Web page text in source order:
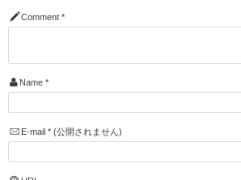
Comment *
Name *
E-mail *(公開されません)